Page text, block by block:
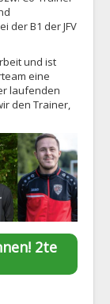
der B1 der JFV
und ist
eine
laufenden
den Trainer,
2te